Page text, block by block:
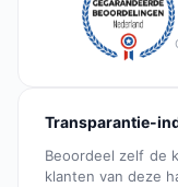
Transparantie-
Beoordeel zelf de
klanten van deze